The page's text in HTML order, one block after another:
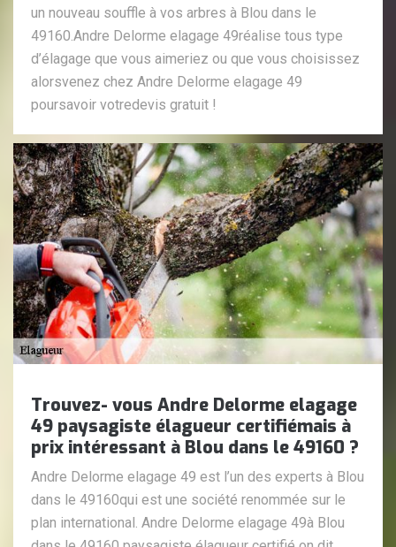
un nouveau souffle à vos arbres à Blou dans le
49160.Andre Delorme elagage 49réalise tous type
d’élagage que vous aimeriez ou que vous choisissez
alorsvenez chez Andre Delorme elagage 49
poursavoir votredevis gratuit !
Trouvez- vous Andre Delorme elagage
49 paysagiste élagueur certifiémais à
prix intéressant à Blou dans le 49160 ?
Andre Delorme elagage 49 est l’un des experts à Blou
dans le 49160qui est une société renommée sur le
plan international. Andre Delorme elagage 49à Blou